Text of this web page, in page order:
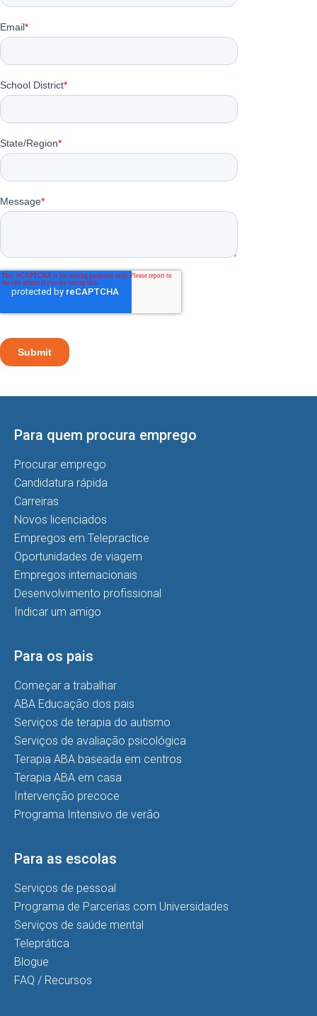
Para quem procura emprego
Procurar emprego
Candidatura rápida
Carreiras
Novos licenciados
Empregos em Telepractice
Oportunidades de viagem
Empregos internacionais
Desenvolvimento profissional
Indicar um amigo
Para os pais
Começar a trabalhar
ABA Educação dos pais
Serviços de terapia do autismo
Serviços de avaliação psicológica
Terapia ABA baseada em centros
Terapia ABA em casa
Intervenção precoce
Programa Intensivo de verão
Para as escolas
Serviços de pessoal
Programa de Parcerias com Universidades
Serviços de saúde mental
Teleprática
Blogue
FAQ / Recursos